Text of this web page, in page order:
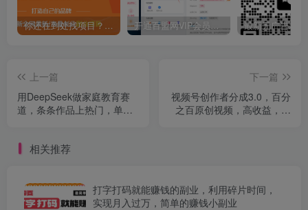
你还在到处找项目？还在当韭菜？我靠卖项目一个月收入5万+，曾经我也是个失败者。 开通百盟网VIP会员，尊享全站资源免费下载，享70%的推广提成！！【限时五折优惠】
上一篇
用DeepSeek做家庭教育赛
道，条条作品上热门，单日
下一篇
视频号创作者分成3.0，百分
之百原创视频，高收益，单
相关推荐
打字打码就能赚钱的副业，利用碎片时间，
实现月入过万，简单的赚钱小副业